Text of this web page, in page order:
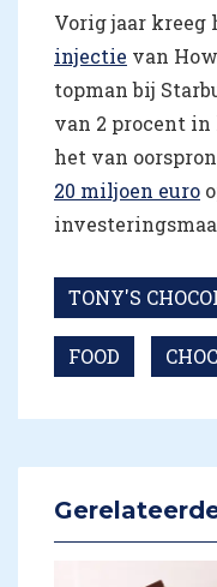
Vorig jaar kreeg
injectie van
topman bij
van 2 procent in
het van
20 miljoen euro
TONY'S
FOOD